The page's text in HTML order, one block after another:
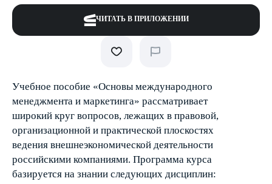
ЧИТАТЬ В ПРИЛОЖЕНИИ
Учебное пособие «Основы международного
менеджмента и маркетинга» рассматривает
широкий круг вопросов, лежащих в правовой,
организационной и практической плоскостях
ведения внешнеэкономической деятельности
российскими компаниями. Программа курса
базируется на знании следующих дисциплин: